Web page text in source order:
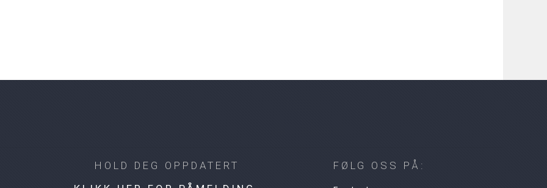
HOLD DEG OPPDATERT
FØLG OSS PÅ: